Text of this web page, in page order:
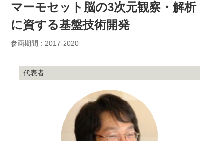
マーモセット脳の3次元観察・解析
に資する基盤技術開発
参画期間：2017-2020
代表者